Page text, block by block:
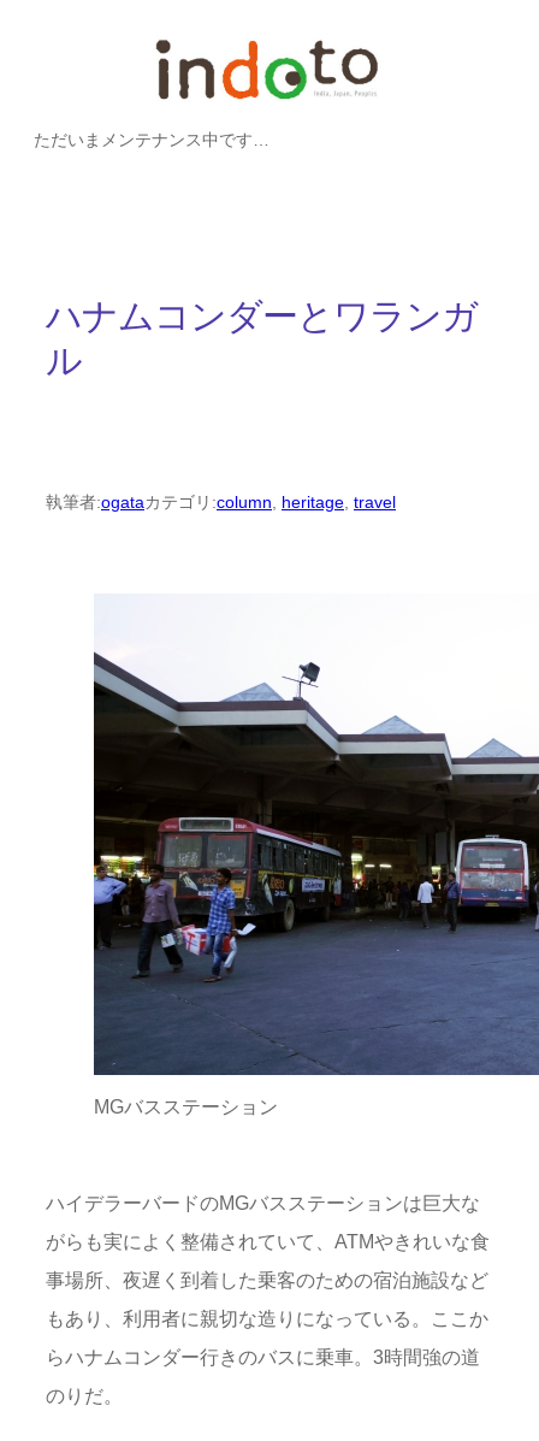
ただいまメンテナンス中です…
ハナムコンダーとワランガ
ル
執筆者:ogataカテゴリ:column, heritage, travel
MGバスステーション
ハイデラーバードのMGバスステーションは巨大な
がらも実によく整備されていて、ATMやきれいな食
事場所、夜遅く到着した乗客のための宿泊施設など
もあり、利用者に親切な造りになっている。ここか
らハナムコンダー行きのバスに乗車。3時間強の道
のりだ。